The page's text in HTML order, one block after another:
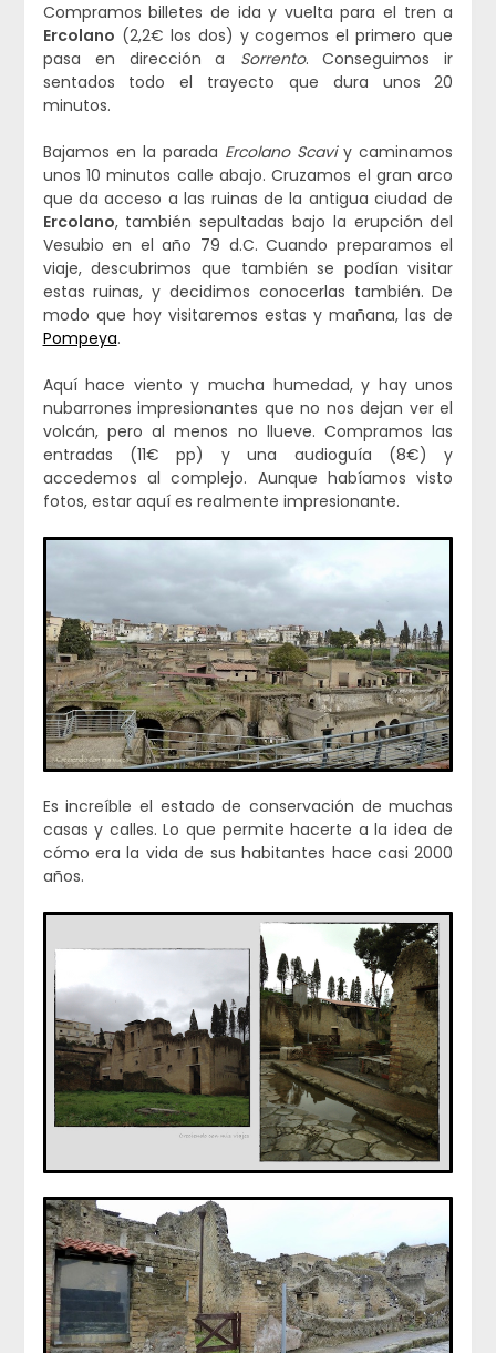
Compramos billetes de ida y vuelta para el tren a
Ercolano (2,2€ los dos) y cogemos el primero que
pasa en dirección a Sorrento. Conseguimos ir
sentados todo el trayecto que dura unos 20
minutos.
Bajamos en la parada Ercolano Scaviy caminamos
unos 10 minutos calle abajo. Cruzamos el gran arco
que da acceso a las ruinas de la antigua ciudad de
Ercolano, también sepultadas bajo la erupción del
Vesubio en el año 79 d.C. Cuando preparamos el
viaje, descubrimos que también se podían visitar
estas ruinas, y decidimos conocerlas también. De
modo que hoy visitaremos estas y mañana, las de
Pompeya.
Aquí hace viento y mucha humedad, y hay unos
nubarrones impresionantes que no nos dejan ver el
volcán, pero al menos no llueve. Compramos las
entradas (11€ pp) y una audioguía (8€) y
accedemos al complejo. Aunque habíamos visto
fotos, estar aquí es realmente impresionante.
Es increíble el estado de conservación de muchas
casas y calles. Lo que permite hacerte a la idea de
cómo era la vida de sus habitantes hace casi 2000
años.